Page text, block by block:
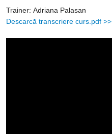
Trainer: Adriana Palasan
Descarcă transcriere curs.pdf >>